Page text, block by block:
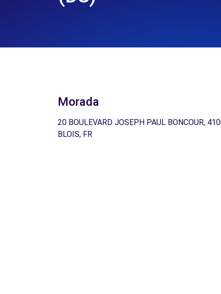
Morada
20 BOULEVARD JOSEPH PAUL BONCOUR,
BLOIS, FR